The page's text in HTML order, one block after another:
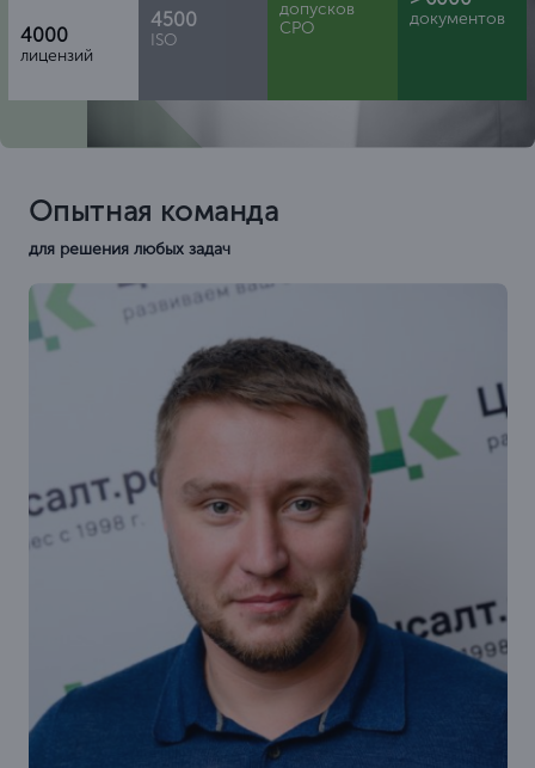
4000
лицензий
4500
ISO
допусков
СРО
документов
Опытная команда
для решения любых задач